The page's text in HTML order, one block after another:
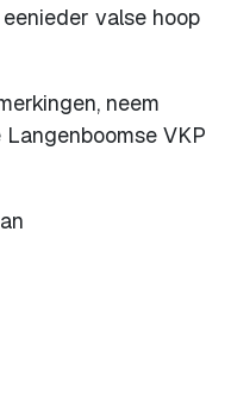
valse hoop
neem
VKP